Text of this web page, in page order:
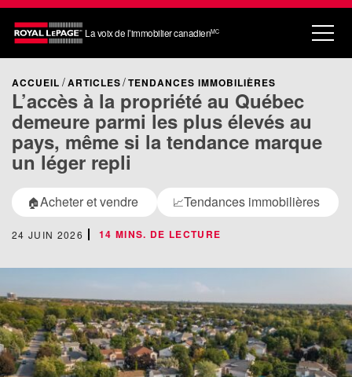
La voix de l’immobilier canadienMC
ACCUEIL ARTICLES TENDANCES IMMOBILIÈRES
L’accès à la propriété au Québec
demeure parmi les plus élevés au
pays, même si la tendance marque
un léger repli
🏠Acheter et vendre 📈Tendances immobilières
24 JUIN 2026 14 MINS. DE LECTURE